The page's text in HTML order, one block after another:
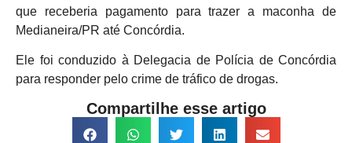
que receberia pagamento para trazer a maconha de
Medianeira/PR até Concórdia.
Ele foi conduzido à Delegacia de Polícia de Concórdia
para responder pelo crime de tráfico de drogas.
Compartilhe esse artigo